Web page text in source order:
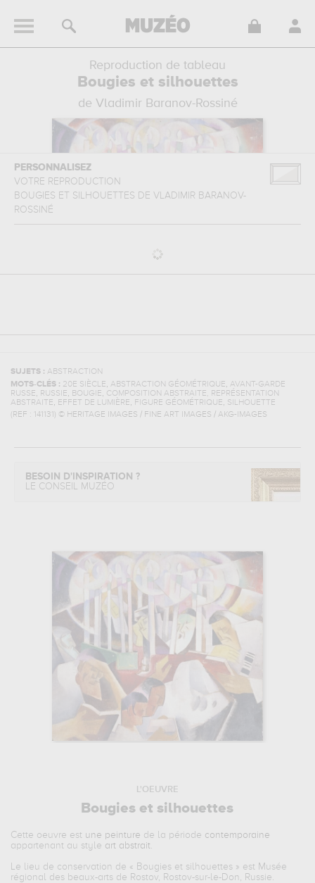
Reproduction de tableau
Bougies et silhouettes
de Vladimir Baranov-Rossiné
PERSONNALISEZ
VOTRE REPRODUCTION
BOUGIES ET SILHOUETTES DE VLADIMIR BARANOV-
ROSSINÉ
SUJETS : ABSTRACTION
MOTS-CLÉS : 20E SIÈCLE, ABSTRACTION GÉOMÉTRIQUE, AVANT-GARDE
RUSSE, RUSSIE, BOUGIE, COMPOSITION ABSTRAITE, REPRÉSENTATION
ABSTRAITE, EFFET DE LUMIÈRE, FIGURE GÉOMÉTRIQUE, SILHOUETTE
(REF :
141131 ) © HERITAGE IMAGES / FINE ART IMAGES / AKG-IMAGES
BESOIN D'INSPIRATION ?
LE CONSEIL MUZÉO
L'OEUVRE
Bougies et silhouettes
Cette oeuvre est une peinture de la période contemporaine
appartenant au style art abstrait
Le lieu de conservation de « Bougies et silhouettes » est Musée
régional des beaux-arts de Rostov, Rostov-sur-le-Don, Russie.